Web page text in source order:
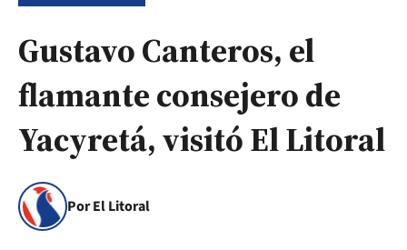
Gustavo Canteros, el
flamante consejero de
Yacyretá, visitó El Litoral
Por El Litoral